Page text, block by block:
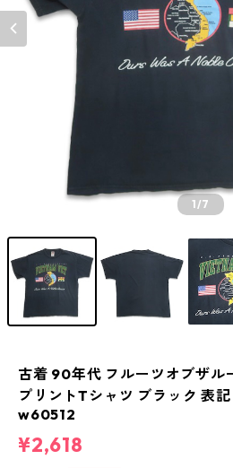
1/7
古着 90年代 フルーツオブザル
プリントTシャツ ブラック
w60512
¥2,618